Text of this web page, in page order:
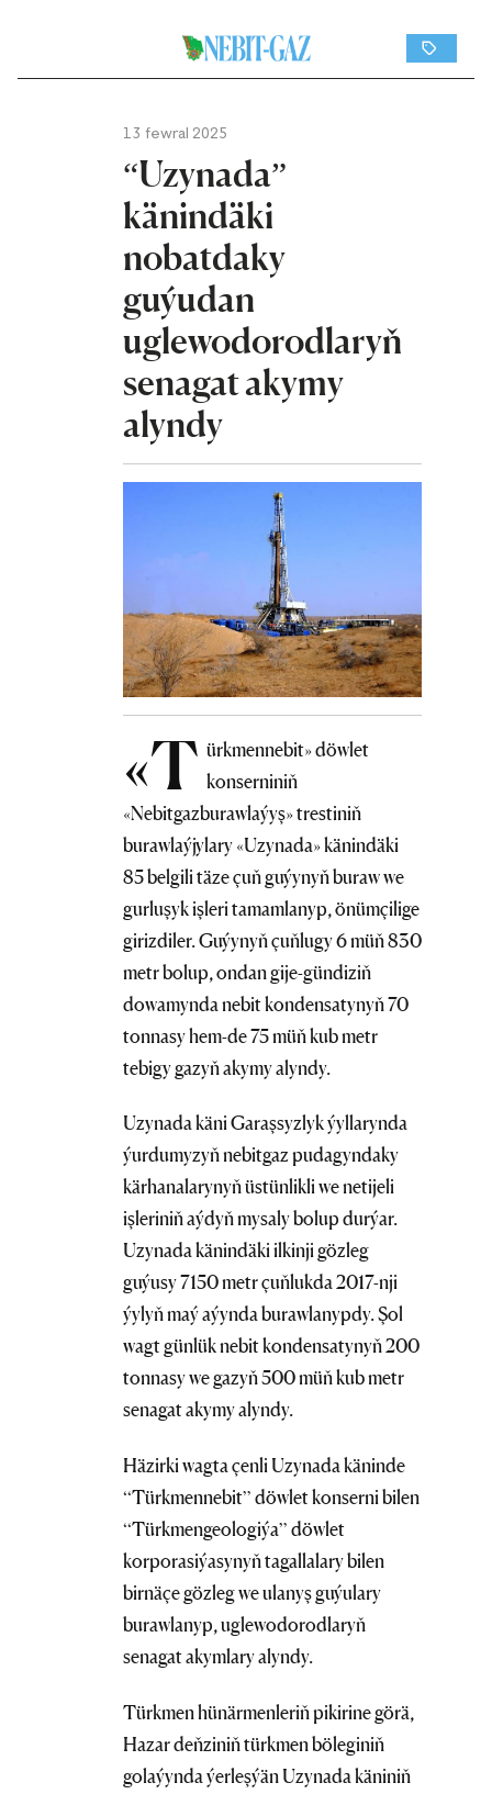
13 fewral 2025
“Uzynada”
känindäki
nobatdaky
guýudan
uglewodorodlaryň
senagat akymy
alyndy
«T ürkmennebit» döwlet
konserniniň
«Nebitgazburawlaýyş» trestiniň
burawlaýjylary «Uzynada» känindäki
85 belgili täze çuň guýynyň buraw we
gurluşyk işleri tamamlanyp, önümçilige
girizdiler. Guýynyň çuňlugy 6 müň 830
metr bolup, ondan gije-gündiziň
dowamynda nebit kondensatynyň 70
tonnasy hem-de 75 müň kub metr
tebigy gazyň akymy alyndy.
Uzynada käni Garaşsyzlyk ýyllarynda
ýurdumyzyň nebitgaz pudagyndaky
kärhanalarynyň üstünlikli we netijeli
işleriniň aýdyň mysaly bolup durýar.
Uzynada känindäki ilkinji gözleg
guýusy 7150 metr çuňlukda 2017-nji
ýylyň maý aýynda burawlanypdy. Şol
wagt günlük nebit kondensatynyň 200
tonnasy we gazyň 500 müň kub metr
senagat akymy alyndy.
Häzirki wagta çenli Uzynada käninde
“Türkmennebit” döwlet konserni bilen
“Türkmengeologiýa” döwlet
korporasiýasynyň tagallalary bilen
birnäçe gözleg we ulanyş guýulary
burawlanyp, uglewodorodlaryň
senagat akymlary alyndy.
Türkmen hünärmenleriň pikirine görä,
Hazar deňziniň türkmen böleginiň
golaýynda ýerleşýän Uzynada käniniň